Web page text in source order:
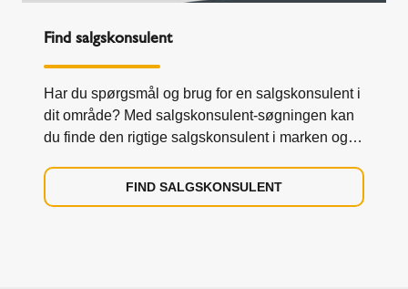
Find salgskonsulent
Har du spørgsmål og brug for en salgskonsulent i
dit område? Med salgskonsulent-søgningen kan
du finde den rigtige salgskonsulent i marken og
FIND SALGSKONSULENT